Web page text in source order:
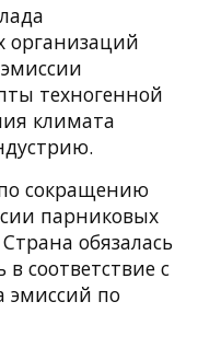
техногенной
климата
по сокращению
парниковых
обязалась
соответствие с
эмиссий по